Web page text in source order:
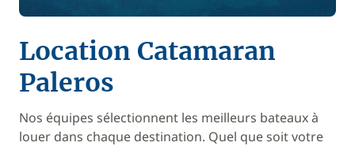
Location Catamaran
Paleros
Nos équipes sélectionnent les meilleurs bateaux à
louer dans chaque destination. Quel que soit votre